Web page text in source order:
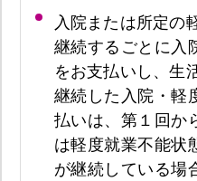
入院または所定の
継続するごとに入
をお支払いし、生
継続した入院・軽
払いは、第１回か
は軽度就業不能状
が継続している場